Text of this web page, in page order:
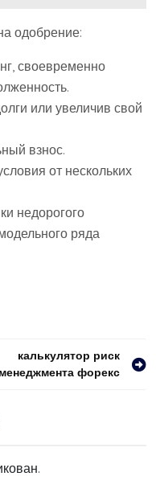
одобрение:
своевременно
или увеличив свой
взнос.
от нескольких
недорогого
ряда
калькулятор риск
менеджмента форекс